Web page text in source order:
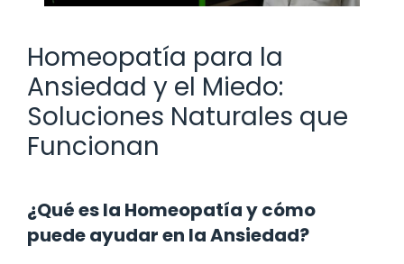
Homeopatía para la
Ansiedad y el Miedo:
Soluciones Naturales que
Funcionan
¿Qué es la Homeopatía y cómo
puede ayudar en la Ansiedad?